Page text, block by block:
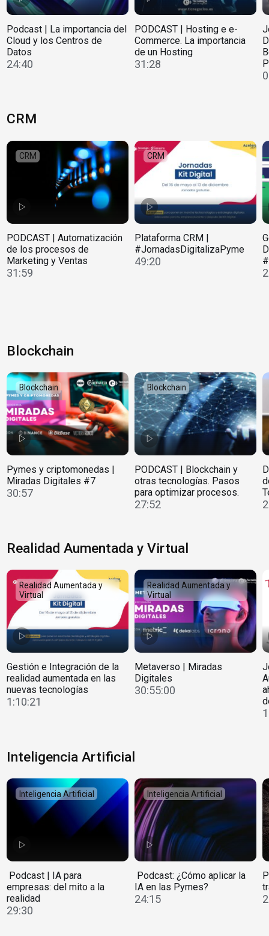
Podcast | La importancia del
Cloud y los Centros de
Datos
24:40
PODCAST | Hosting e e-
Commerce. La importancia
de un Hosting
31:28
CRM
CRM
PODCAST | Automatización
de los procesos de
Marketing y Ventas
31:59
CRM
Plataforma CRM |
#JornadasDigitalizaPyme
49:20
Blockchain
Blockchain
Pymes y criptomonedas |
Miradas Digitales #7
30:57
Blockchain
PODCAST | Blockchain y
otras tecnologías. Pasos
para optimizar procesos.
27:52
Realidad Aumentada y Virtual
Realidad Aumentada y
Virtual
Gestión e Integración de la
realidad aumentada en las
nuevas tecnologías
1:10:21
Realidad Aumentada y
Virtual
Metaverso | Miradas
Digitales
30:55:00
Inteligencia Artificial
Inteligencia Artificial
️ Podcast | IA para
empresas: del mito a la
realidad
29:30
Inteligencia Artificial
️ Podcast: ¿Cómo aplicar la
IA en las Pymes?
24:15